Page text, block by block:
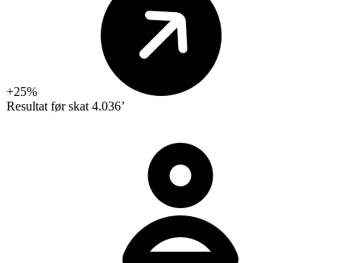
+25%
Resultat før skat 4.036’